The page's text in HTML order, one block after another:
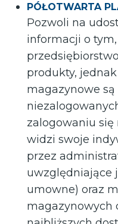
PÓŁOTWARTA
Pozwoli na
informacji o
produkty,
magazynowe
zalogowaniu
widzi swoje
przez
uwzględniające
umowne) oraz
magazynowych